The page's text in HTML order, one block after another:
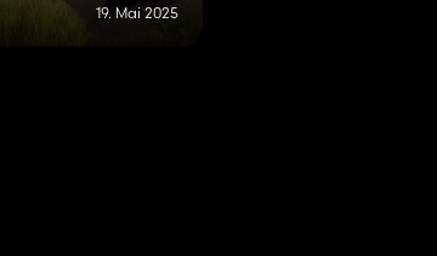
19. Mai 2025